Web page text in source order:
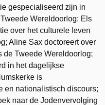
gespecialiseerd zijn in
Wereldoorlog: Els
over het culturele leven
Aline Sax doctoreert over
de Tweede Wereldoorlog;
in het dagelijkse
is
en nationalistisch discours;
naar de Jodenvervolging